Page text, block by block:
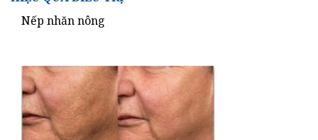
Nếp nhăn nông